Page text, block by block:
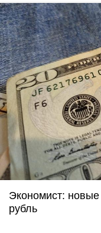
Экономист: новые
рубль